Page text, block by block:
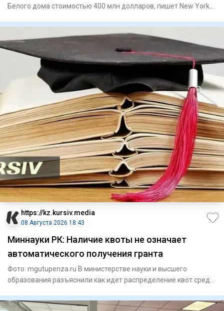
Белого дома стоимостью 400 млн долларов, пишет New York
https://kz.kursiv.media
08 Августа 2026 18:43
Миннауки РК: Наличие квоты не означает
автоматического получения гранта
Фото: mgutupenza.ru В министерстве науки и высшего
образования разъяснили как идет распределение квот среди